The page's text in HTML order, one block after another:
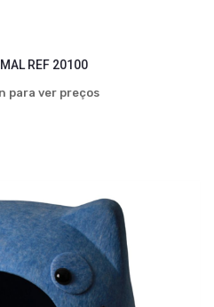
REF 20100
para ver preços